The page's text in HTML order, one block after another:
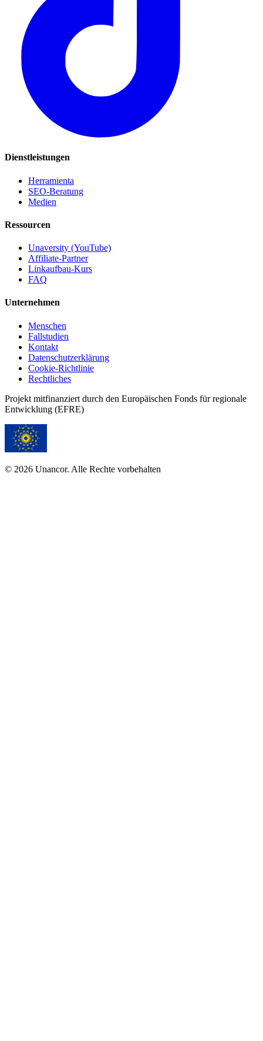
Dienstleistungen
Herramienta
SEO-Beratung
Medien
Ressourcen
Unaversity (YouTube)
Affiliate-Partner
Linkaufbau-Kurs
FAQ
Unternehmen
Menschen
Fallstudien
Kontakt
Datenschutzerklärung
Cookie-Richtlinie
Rechtliches
Projekt mitfinanziert durch den Europäischen Fonds für regionale
Entwicklung (EFRE)
© 2026 Unancor. Alle Rechte vorbehalten